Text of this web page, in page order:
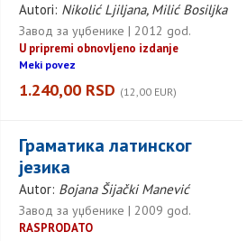
Autori: Nikolić Ljiljana, Milić Bosiljka
Завод за уџбенике | 2012 god.
U pripremi obnovljeno izdanje
Meki povez
1.240,00 RSD (12,00 EUR)
Граматика латинског
језика
Autor: Bojana Šijački Manević
Завод за уџбенике | 2009 god.
RASPRODATO